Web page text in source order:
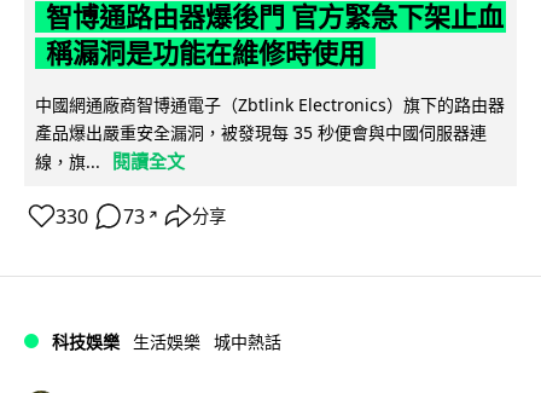
智博通路由器爆後門 官方緊急下架止血
稱漏洞是功能在維修時使用
中國網通廠商智博通電子（Zbtlink Electronics）旗下的路由器
產品爆出嚴重安全漏洞，被發現每 35 秒便會與中國伺服器連
線，旗...
閱讀全文
330 73 ↗ 分享
科技娛樂 生活娛樂 城中熱話